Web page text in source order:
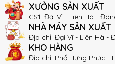
XƯỞNG SẢN XUẤT
CS1: Đại Vĩ - Liên Hà -
NHÀ MÁY SẢN XUẤT
Địa chỉ: Đại Vĩ - Liên Hà -
KHO HÀNG
Địa chỉ: Phố Hưng Phúc -